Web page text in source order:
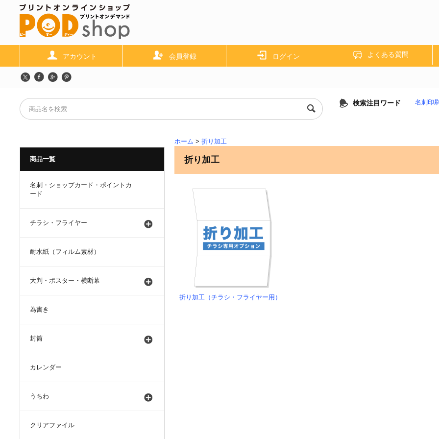
アカウント 会員登録 ログイン よくある質問
検索注目ワード 名刺印刷
ホーム >折り加工
折り加工
折り加工（チラシ・フライヤー用）
商品一覧
名刺・ショップカード・ポイントカ
ード
チラシ・フライヤー
耐水紙（フィルム素材）
大判・ポスター・横断幕
為書き
封筒
カレンダー
うちわ
クリアファイル